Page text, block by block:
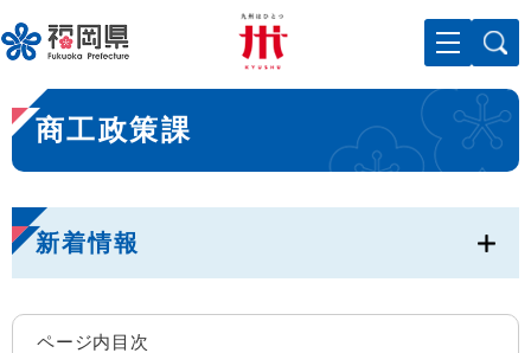
ー
ジ
先
頭
で
。
メニューを飛ばして本文へ
本
文
商工政策課
新着情報
ページ内目次